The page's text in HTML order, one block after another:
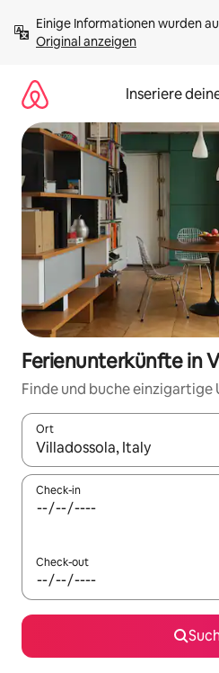
Inhalten
springenOriginal anzeigen
Inseriere
Ferienunterkünfte in
Finde und buche
Ort
Wenn Ergebnisse verfügbar
Check-in
Check-out